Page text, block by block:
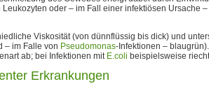
Leukozyten oder – im Fall einer infektiösen Ursache
Viskosität (von dünnflüssig bis dick) und
– im Falle von Pseudomonas-Infektionen –
ab; bei Infektionen mit E.coli beispielsweise
Erkrankungen